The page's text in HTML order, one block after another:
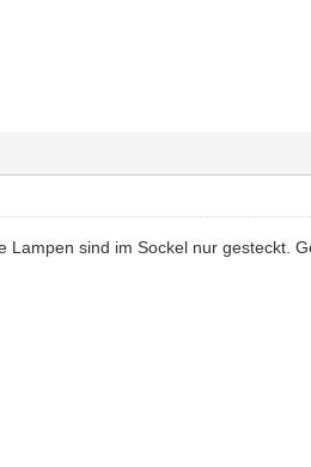
Lampen sind im Sockel nur gesteckt.